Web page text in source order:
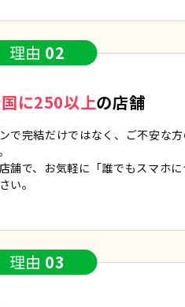
理由 02
に250以上の店舗
で完結だけではなく、ご不安な
舗で、お気軽に「誰でもスマホ
い。
理由 03